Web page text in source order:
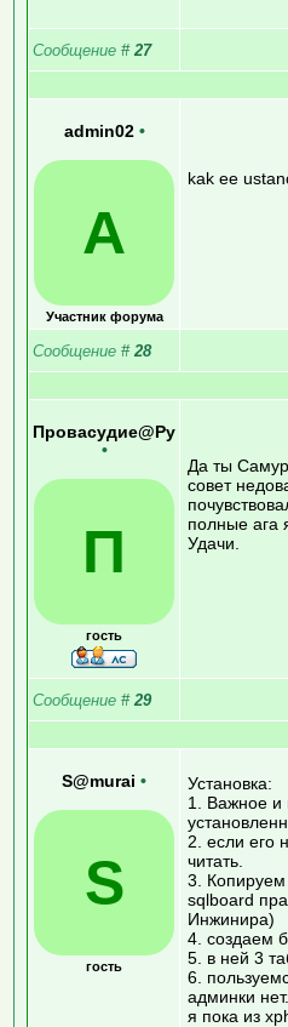
Сообщение # 27
admin02 •
A
Участник форума
kak ee
Сообщение # 28
Провасудие@Ру
•
П
гость
Да ты
совет
полные ага
Удачи.
Сообщение # 29
S@murai •
S
гость
Установка:
1. Важное и
2. если его
читать.
3.
sqlboard
Инжинира)
4. создаем
5. в ней 3
6.
админки нет.
я пока из